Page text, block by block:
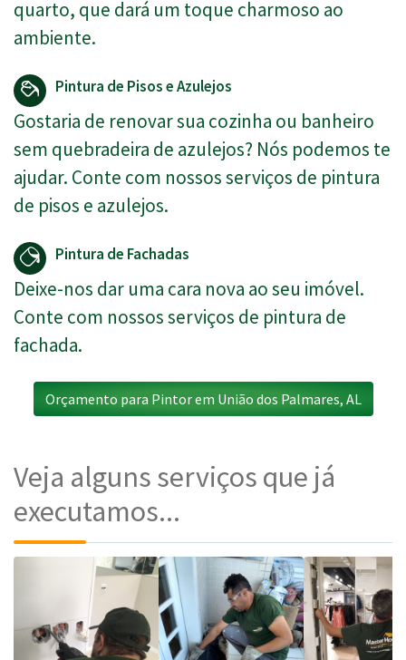
quarto, que dará um toque charmoso ao
ambiente.
Pintura de Pisos e Azulejos
Gostaria de renovar sua cozinha ou banheiro
sem quebradeira de azulejos? Nós podemos te
ajudar. Conte com nossos serviços de pintura
de pisos e azulejos.
Pintura de Fachadas
Deixe-nos dar uma cara nova ao seu imóvel.
Conte com nossos serviços de pintura de
fachada.
Orçamento para Pintor em União dos Palmares, AL
Veja alguns serviços que já
executamos...